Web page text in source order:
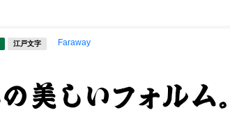
江戸文字 Faraway